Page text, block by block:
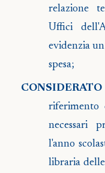
relazione
Uffici
evidenzia
spesa;
CONSIDERATO
riferimento
necessari
l'anno
libraria